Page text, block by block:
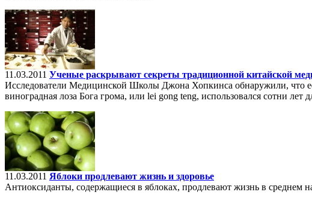
11.03.2011 Ученые раскрывают секреты традиционной китайской
Исследователи Медицинской Школы Джона Хопкинса обнаружили, что
виноградная лоза Бога грома, или lei gong teng, использовался сотни лет
11.03.2011 Яблоки продлевают жизнь и здоровье
Антиоксиданты, содержащиеся в яблоках, продлевают жизнь в среднем